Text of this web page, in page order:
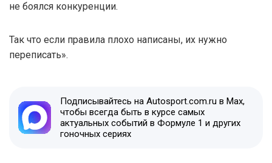
не боялся конкуренции.
Так что если правила плохо написаны, их нужно
переписать».
Подписывайтесь на Autosport.com.ru в Max,
чтобы всегда быть в курсе самых
актуальных событий в Формуле 1 и других
гоночных сериях